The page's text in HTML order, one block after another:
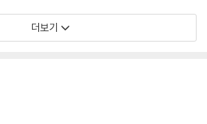
더보기